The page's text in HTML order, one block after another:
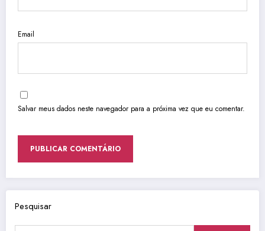
Email
Salvar meus dados neste navegador para a próxima vez que eu comentar.
Pesquisar